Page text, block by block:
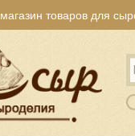
товаров для